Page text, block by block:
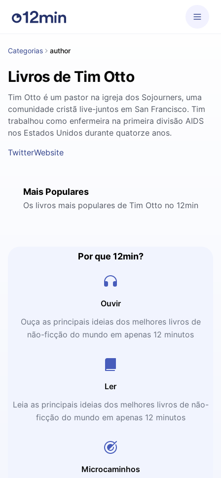
Categorias author
Livros de Tim Otto
Tim Otto é um pastor na igreja dos Sojourners, uma
comunidade cristã live-juntos em San Francisco. Tim
trabalhou como enfermeira na primeira divisão AIDS
nos Estados Unidos durante quatorze anos.
TwitterWebsite
Mais Populares
Os livros mais populares de Tim Otto no 12min
Por que 12min?
Ouvir
Ouça as principais ideias dos melhores livros de
não-ficção do mundo em apenas 12 minutos
Ler
Leia as principais ideias dos melhores livros de não-
ficção do mundo em apenas 12 minutos
Microcaminhos